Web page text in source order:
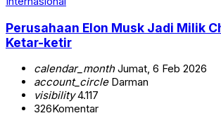
Perusahaan Elon Musk Jadi Milik
Ketar-ketir
calendar_monthJumat, 6 Feb 2026
account_circleDarman
visibility4.117
326Komentar